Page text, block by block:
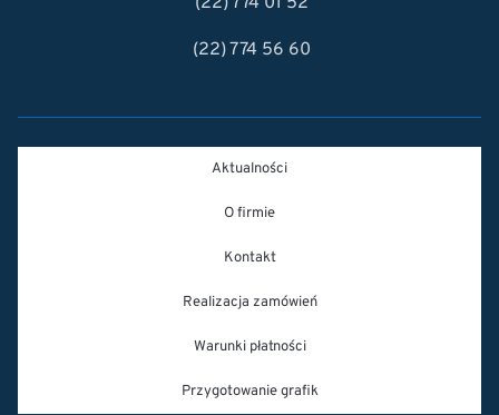
(22) 774 56 60
Aktualności
O firmie
Kontakt
Realizacja zamówień
Warunki płatności
Przygotowanie grafik